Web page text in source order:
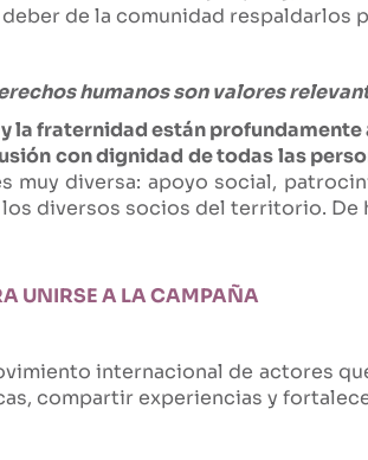
de la comunidad respaldarlos
humanos son valores
la fraternidad están
con dignidad de todas las
muy diversa: apoyo social,
diversos socios del territorio. De
UNIRSE A LA CAMPAÑA
internacional de actores
compartir experiencias y